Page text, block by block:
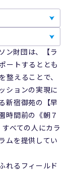
ン財団は、【ラ
ートするととも
整えることで、
ションの実現に
新宿御苑の【早
時間前の《朝７
べての人にカラ
ムを提供してい
れるフィールド